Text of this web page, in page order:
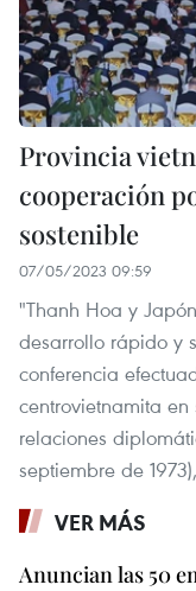
Provincia
cooperación
sostenible
07/05/2023 09:59
"Thanh Hoa y
desarrollo rápido y
conferencia
centrovietnamita
relaciones
septiembre de
VER MÁS
Anuncian las 50